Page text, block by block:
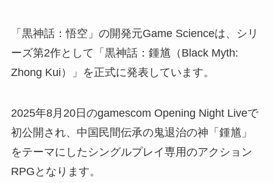
「黒神話：悟空」の開発元Game Scienceは、シリ
ーズ第2作として「黒神話：鍾馗（Black Myth:
Zhong Kui）」を正式に発表しています。
2025年8月20日のgamescom Opening Night Liveで
初公開され、中国民間伝承の鬼退治の神「鍾馗」
をテーマにしたシングルプレイ専用のアクション
RPGとなります。